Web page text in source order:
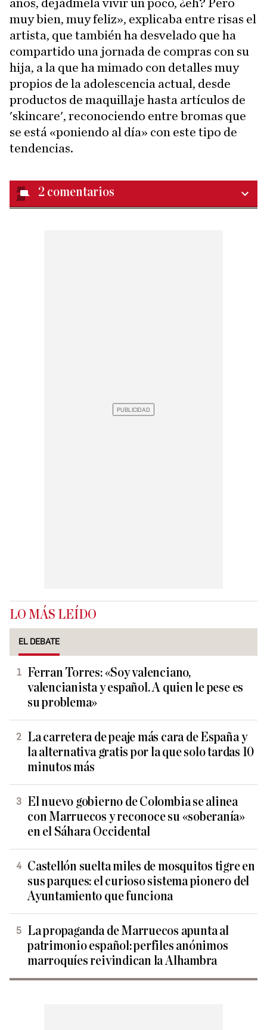
años, dejádmela vivir un poco, ¿eh? Pero
muy bien, muy feliz», explicaba entre risas el
artista, que también ha desvelado que ha
compartido una jornada de compras con su
hija, a la que ha mimado con detalles muy
propios de la adolescencia actual, desde
productos de maquillaje hasta artículos de
'skincare', reconociendo entre bromas que
se está «poniendo al día» con este tipo de
tendencias.
2 comentarios
LO MÁS LEÍDO
EL DEBATE
Ferran Torres: «Soy valenciano,
valencianista y español. A quien le pese es
su problema»
La carretera de peaje más cara de España y
la alternativa gratis por la que solo tardas 10
minutos más
El nuevo gobierno de Colombia se alinea
con Marruecos y reconoce su «soberanía»
en el Sáhara Occidental
Castellón suelta miles de mosquitos tigre en
sus parques: el curioso sistema pionero del
Ayuntamiento que funciona
La propaganda de Marruecos apunta al
patrimonio español: perfiles anónimos
marroquíes reivindican la Alhambra